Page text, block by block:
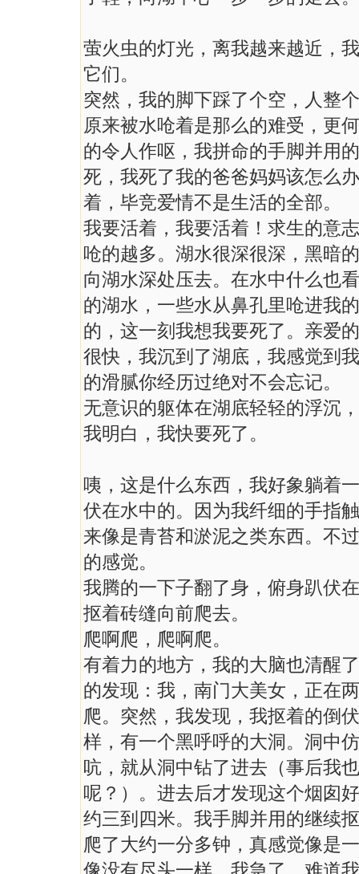
萤火虫的灯光，离我越来越近，
它们。
突然，我的脚下踩了个空，人整
原来被水呛着是那么的难受，更
的令人作呕，我拼命的手脚并用
死，我死了我的爸爸妈妈该怎么
着，毕竞爱情不是生活的全部。
我要活着，我要活着！求生的意
呛的越多。湖水很深很深，黑暗
向湖水深处压去。在水中什么也
的湖水，一些水从鼻孔里呛进我
的，这一刻我想我要死了。亲爱
很快，我沉到了湖底，我感觉到
的滑腻你经历过绝对不会忘记。
无意识的躯体在湖底轻轻的浮沉
我明白，我快要死了。
咦，这是什么东西，我好象躺着
伏在水中的。因为我纤细的手指
来像是青苔和淤泥之类东西。不
的感觉。
我腾的一下子翻了身，俯身趴伏
抠着砖缝向前爬去。
爬啊爬，爬啊爬。
有着力的地方，我的大脑也清醒
的发现：我，南门大美女，正在
爬。突然，我发现，我抠着的倒
样，有一个黑呼呼的大洞。洞中
吭，就从洞中钻了进去（事后我
呢？）。进去后才发现这个烟囱
约三到四米。我手脚并用的继续
爬了大约一分多钟，真感觉像是